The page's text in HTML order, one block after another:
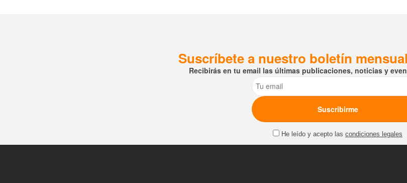
Suscríbete a nuestro boletín
Recibirás en tu email las últimas publicaciones, noticias y
Email
He leído y acepto las condiciones legales